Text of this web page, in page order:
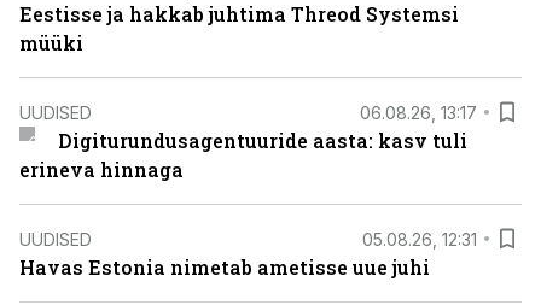
Eestisse ja hakkab juhtima Threod Systemsi
müüki
UUDISED 06.08.26, 13:17
Digiturundusagentuuride aasta: kasv tuli
erineva hinnaga
UUDISED 05.08.26, 12:31
Havas Estonia nimetab ametisse uue juhi